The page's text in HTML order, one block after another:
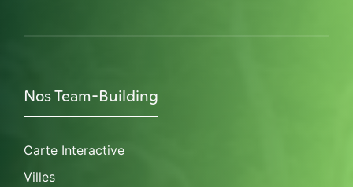
Nos Team-Building
Carte Interactive
Villes